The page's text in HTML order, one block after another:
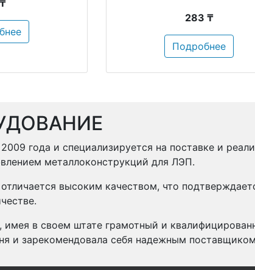
283 ₸
Подробнее
года и специализируется на поставке и
металлоконструкций для ЛЭП.
высоким качеством, что
в своем штате грамотный и
и зарекомендовала себя надежным